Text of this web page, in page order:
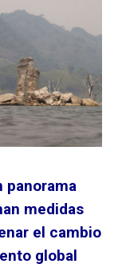
panorama
medidas
el cambio
global